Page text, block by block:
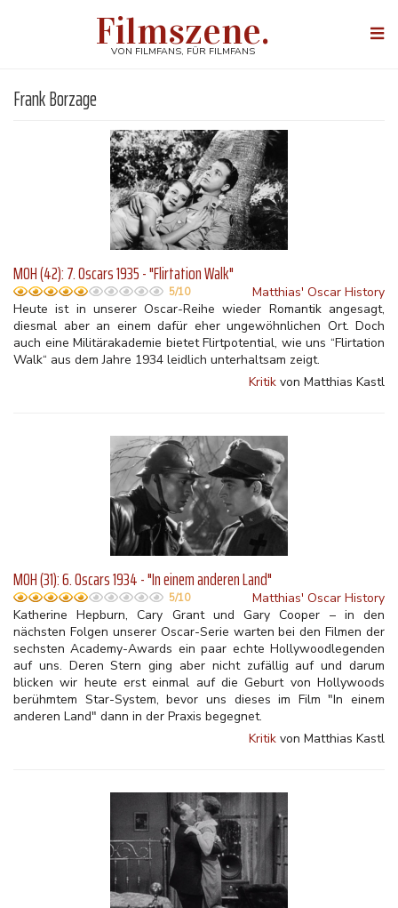
Filmszene.
VON FILMFANS, FÜR FILMFANS
Frank Borzage
MOH (42): 7. Oscars 1935 - "Flirtation Walk"
5/10
Matthias' Oscar History
Heute ist in unserer Oscar-Reihe wieder Romantik angesagt,
diesmal aber an einem dafür eher ungewöhnlichen Ort. Doch
auch eine Militärakademie bietet Flirtpotential, wie uns “Flirtation
Walk“ aus dem Jahre 1934 leidlich unterhaltsam zeigt.
Kritik von Matthias Kastl
MOH (31): 6. Oscars 1934 - "In einem anderen Land"
5/10
Matthias' Oscar History
Katherine Hepburn, Cary Grant und Gary Cooper – in den
nächsten Folgen unserer Oscar-Serie warten bei den Filmen der
sechsten Academy-Awards ein paar echte Hollywoodlegenden
auf uns. Deren Stern ging aber nicht zufällig auf und darum
blicken wir heute erst einmal auf die Geburt von Hollywoods
berühmtem Star-System, bevor uns dieses im Film "In einem
anderen Land" dann in der Praxis begegnet.
Kritik von Matthias Kastl